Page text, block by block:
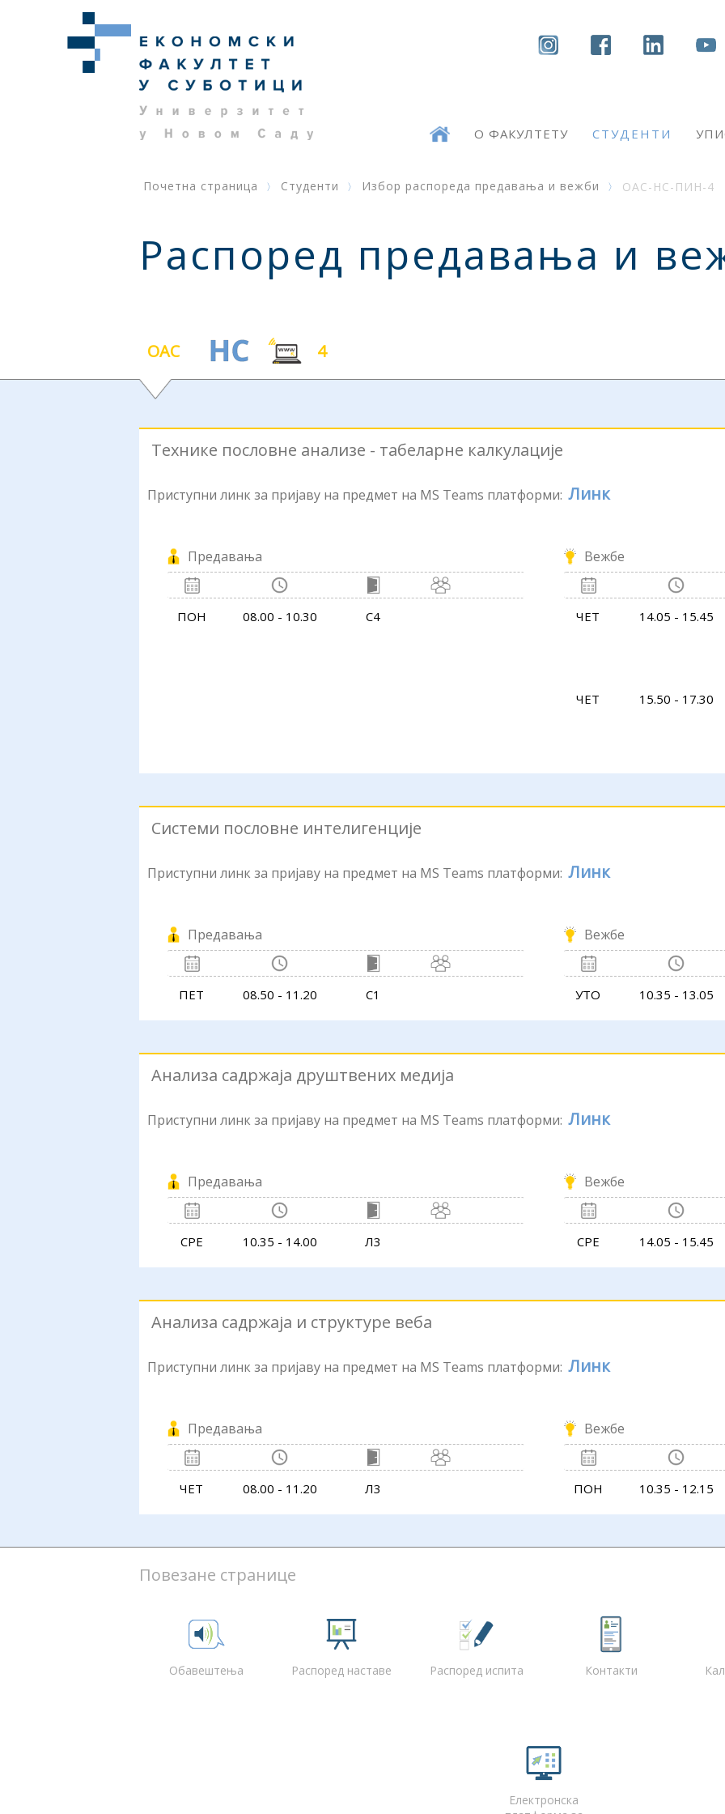
О ФАКУЛТЕТУ СТУДЕНТИ
Почетна страница Студенти Избор распореда предавања и вежби ОАС-НС-ПИН-4
Распоред предавања и
ОАС 4
Технике пословне анализе - табеларне калкулације
Приступни линк за пријаву на предмет на MS Teams платформи:Линк
Предавања
ПОН 08.00 - 10.30 С4
Вежбе
ЧЕТ 14.05 - 15.45
ЧЕТ 15.50 - 17.30
Системи пословне интелигенције
Приступни линк за пријаву на предмет на MS Teams платформи:Линк
Предавања
ПЕТ 08.50 - 11.20 С1
Вежбе
УТО 10.35 - 13.05
Анализа садржаја друштвених медија
Приступни линк за пријаву на предмет на MS Teams платформи:Линк
Предавања
СРЕ 10.35 - 14.00 Л3
Вежбе
СРЕ 14.05 - 15.45
Анализа садржаја и структуре веба
Приступни линк за пријаву на предмет на MS Teams платформи:Линк
Предавања
ЧЕТ 08.00 - 11.20 Л3
Вежбе
ПОН 10.35 - 12.15
Повезане странице
Обавештења Распоред наставе Распоред испита Контакти
Електронска